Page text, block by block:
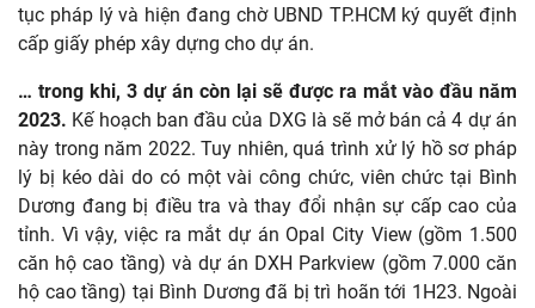
tục pháp lý và hiện đang chờ UBND TP.HCM ký quyết định
cấp giấy phép xây dựng cho dự án.
… trong khi, 3 dự án còn lại sẽ được ra mắt vào đầu năm
2023. Kế hoạch ban đầu của DXG là sẽ mở bán cả 4 dự án
này trong năm 2022. Tuy nhiên, quá trình xử lý hồ sơ pháp
lý bị kéo dài do có một vài công chức, viên chức tại Bình
Dương đang bị điều tra và thay đổi nhận sự cấp cao của
tỉnh. Vì vậy, việc ra mắt dự án Opal City View (gồm 1.500
căn hộ cao tầng) và dự án DXH Parkview (gồm 7.000 căn
hộ cao tầng) tại Bình Dương đã bị trì hoãn tới 1H23. Ngoài